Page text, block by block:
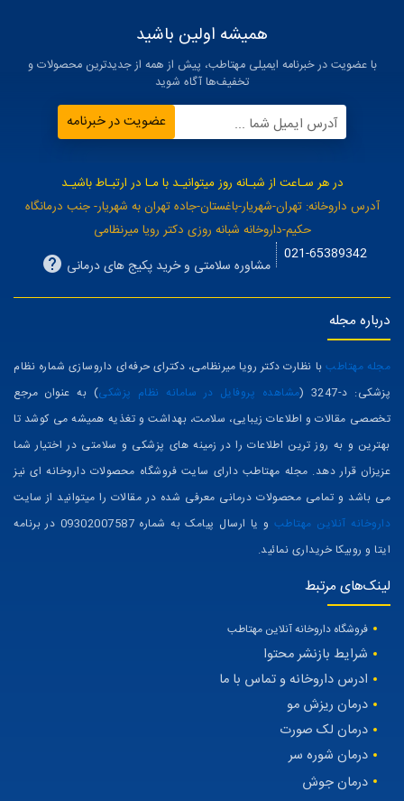
همیشه اولین باشید
با عضویت در خبرنامه ایمیلی مهتاطب، پیش از همه از جدیدترین محصولات و
آدرس ایمیل شما ... عضویت در خبرنامه
در هر سـاعت از شبـانه روز میتوانیـد با مـا در ارتبـاط باشیـد
آدرس داروخانه: تهران-شهریار-باغستان-جاده تهران به شهریار- جنب درمانگاه
حکیم-داروخانه شبانه روزی دکتر رویا میرنظامی
021-65389342
درباره مجله
مجله مهتاطب
با نظارت دکتر رویا میرنظامی، دکترای حرفه‌ای داروسازی شماره نظام
پزشکی: د-3247 (
مشاهده پروفایل در سامانه نظام پزشکی ) به عنوان مرجع
تخصصی مقالات و اطلاعات زیبایی، سلامت، بهداشت و تغذیه همیشه می کوشد تا
بهترین و به روز ترین اطلاعات را در زمینه های پزشکی و سلامتی در اختیار شما
عزیزان قرار دهد. مجله مهتاطب دارای سایت فروشگاه محصولات داروخانه ای نیز
داروخانه آنلاین مهتاطب
ایتا و روبیکا خریداری نمائید.
لینک‌های مرتبط
فروشگاه داروخانه آنلاین مهتاطب
شرایط بازنشر محتوا
ادرس داروخانه و تماس با ما
درمان ریزش مو